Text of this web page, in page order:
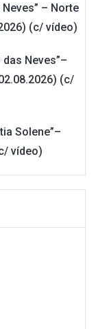
– Norte
(c/ vídeo)
Neves”–
(c/
Solene”–
vídeo)